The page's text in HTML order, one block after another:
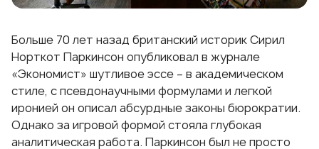
Больше 70 лет назад британский историк Сирил
Норткот Паркинсон опубликовал в журнале
«Экономист» шутливое эссе – в академическом
стиле, с псевдонаучными формулами и легкой
иронией он описал абсурдные законы бюрократии.
Однако за игровой формой стояла глубокая
аналитическая работа. Паркинсон был не просто